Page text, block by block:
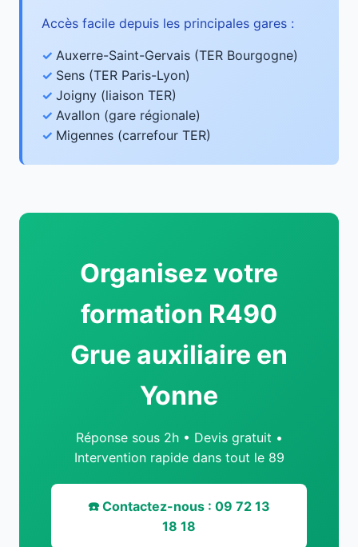
Accès facile depuis les principales gares :
Auxerre-Saint-Gervais (TER Bourgogne)
Sens (TER Paris-Lyon)
Joigny (liaison TER)
Avallon (gare régionale)
Migennes (carrefour TER)
Organisez votre
formation R490
Grue auxiliaire en
Yonne
Réponse sous 2h • Devis gratuit •
Intervention rapide dans tout le 89
☎️ Contactez-nous : 09 72 13
18 18